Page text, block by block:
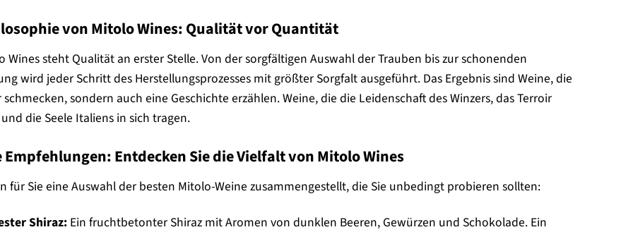
von Mitolo Wines: Qualität vor Quantität
Wines steht Qualität an erster Stelle. Von der sorgfältigen Auswahl der Trauben bis zur schonenden
wird jeder Schritt des Herstellungsprozesses mit größter Sorgfalt ausgeführt. Das Ergebnis sind Weine, die
sondern auch eine Geschichte erzählen. Weine, die die Leidenschaft des Winzers, das Terroir
die Seele Italiens in sich tragen.
Empfehlungen: Entdecken Sie die Vielfalt von Mitolo Wines
für Sie eine Auswahl der besten Mitolo-Weine zusammengestellt, die Sie unbedingt probieren sollten:
Shiraz: Ein fruchtbetonter Shiraz mit Aromen von dunklen Beeren, Gewürzen und Schokolade. Ein